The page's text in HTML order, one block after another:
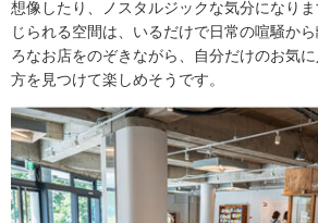
想像したり、ノスタルジックな気分になり
じられる空間は、いるだけで日常の喧騒か
ろなお店をのぞきながら、自分だけのお気
方を見つけて楽しめそうです。